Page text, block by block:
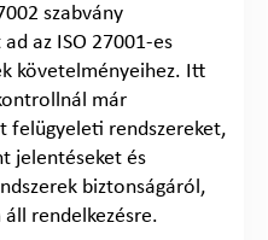
szabvány
az ISO 27001-es
követelményeihez. Itt
már
felügyeleti rendszereket,
jelentéseket és
biztonságáról,
rendelkezésre.